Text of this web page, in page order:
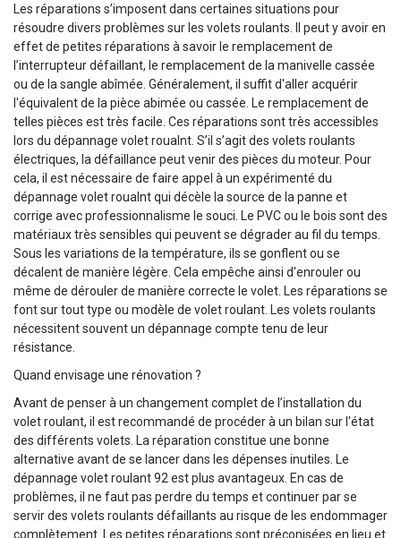
Les réparations s’imposent dans certaines situations pour
résoudre divers problèmes sur les volets roulants. Il peut y avoir en
effet de petites réparations à savoir le remplacement de
l’interrupteur défaillant, le remplacement de la manivelle cassée
ou de la sangle abîmée. Généralement, il suffit d'aller acquérir
l'équivalent de la pièce abimée ou cassée. Le remplacement de
telles pièces est très facile. Ces réparations sont très accessibles
lors du dépannage volet roualnt. S’il s’agit des volets roulants
électriques, la défaillance peut venir des pièces du moteur. Pour
cela, il est nécessaire de faire appel à un expérimenté du
dépannage volet roualnt qui décèle la source de la panne et
corrige avec professionnalisme le souci. Le PVC ou le bois sont des
matériaux très sensibles qui peuvent se dégrader au fil du temps.
Sous les variations de la température, ils se gonflent ou se
décalent de manière légère. Cela empêche ainsi d'enrouler ou
même de dérouler de manière correcte le volet. Les réparations se
font sur tout type ou modèle de volet roulant. Les volets roulants
nécessitent souvent un dépannage compte tenu de leur
résistance.
Quand envisage une rénovation ?
Avant de penser à un changement complet de l’installation du
volet roulant, il est recommandé de procéder à un bilan sur l'état
des différents volets. La réparation constitue une bonne
alternative avant de se lancer dans les dépenses inutiles. Le
dépannage volet roulant 92 est plus avantageux. En cas de
problèmes, il ne faut pas perdre du temps et continuer par se
servir des volets roulants défaillants au risque de les endommager
complètement. Les petites réparations sont préconisées en lieu et